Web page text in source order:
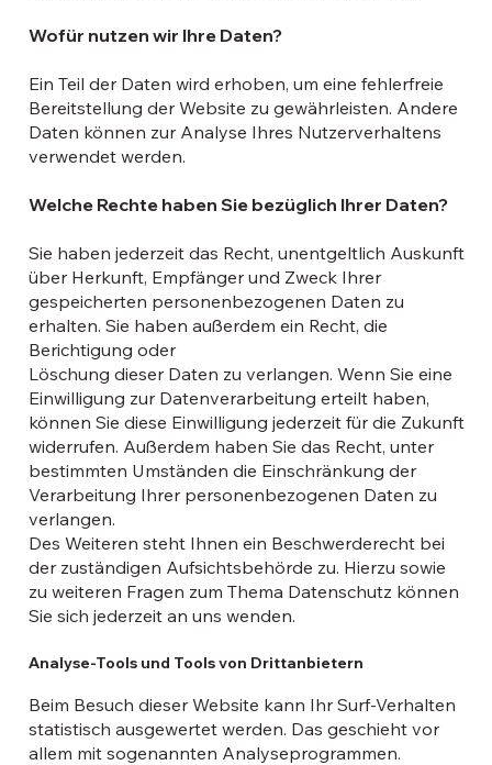
Wofür nutzen wir Ihre Daten?
Ein Teil der Daten wird erhoben, um eine fehlerfreie
Bereitstellung der Website zu gewährleisten. Andere
Daten können zur Analyse Ihres Nutzerverhaltens
verwendet werden.
Welche Rechte haben Sie bezüglich Ihrer Daten?
Sie haben jederzeit das Recht, unentgeltlich Auskunft
über Herkunft, Empfänger und Zweck Ihrer
gespeicherten personenbezogenen Daten zu
erhalten. Sie haben außerdem ein Recht, die
Berichtigung oder
Löschung dieser Daten zu verlangen. Wenn Sie eine
Einwilligung zur Datenverarbeitung erteilt haben,
können Sie diese Einwilligung jederzeit für die Zukunft
widerrufen. Außerdem haben Sie das Recht, unter
bestimmten Umständen die Einschränkung der
Verarbeitung Ihrer personenbezogenen Daten zu
verlangen.
Des Weiteren steht Ihnen ein Beschwerderecht bei
der zuständigen Aufsichtsbehörde zu. Hierzu sowie
zu weiteren Fragen zum Thema Datenschutz können
Sie sich jederzeit an uns wenden.
Analyse-Tools und Tools von Drittanbietern
Beim Besuch dieser Website kann Ihr Surf-Verhalten
statistisch ausgewertet werden. Das geschieht vor
allem mit sogenannten Analyseprogrammen.